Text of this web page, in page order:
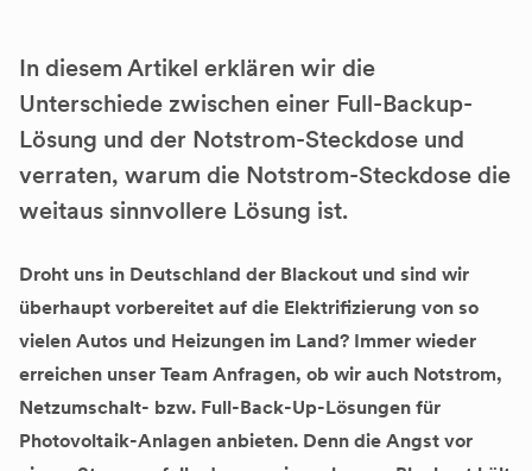
In diesem Artikel erklären wir die
Unterschiede zwischen einer Full-Backup-
Lösung und der Notstrom-Steckdose und
verraten, warum die Notstrom-Steckdose die
weitaus sinnvollere Lösung ist.
Droht uns in Deutschland der Blackout und sind wir
überhaupt vorbereitet auf die Elektrifizierung von so
vielen Autos und Heizungen im Land? Immer wieder
erreichen unser Team Anfragen, ob wir auch Notstrom,
Netzumschalt- bzw. Full-Back-Up-Lösungen für
Photovoltaik-Anlagen anbieten. Denn die Angst vor